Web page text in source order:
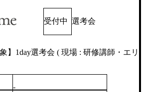
受付中 選考会
】1day選考会 ( 現場 : 研修講師・エリ
-